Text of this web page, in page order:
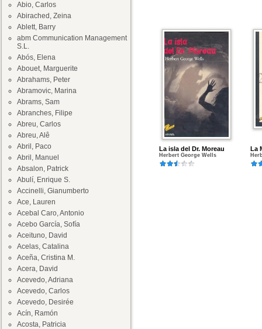
Abio, Carlos
Abirached, Zeina
Ablett, Barry
abm Communication Management
S.L.
Abós, Elena
Abouet, Marguerite
Abrahams, Peter
Abramovic, Marina
Abrams, Sam
Abranches, Filipe
Abreu, Carlos
Abreu, Alê
Abril, Paco
Abril, Manuel
Absalon, Patrick
Abulí, Enrique S.
Accinelli, Gianumberto
Ace, Lauren
Acebal Caro, Antonio
Acebo García, Sofía
Aceituno, David
Acelas, Catalina
Aceña, Cristina M.
Acera, David
Acevedo, Adriana
Acevedo, Carlos
Acevedo, Desirée
Acín, Ramón
Acosta, Patricia
La isla del Dr. Moreau
Herbert George Wells
La